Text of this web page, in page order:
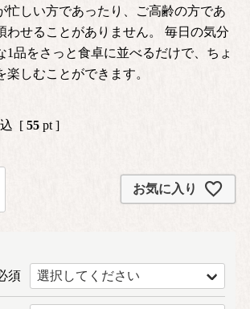
忙しい方であったり、ご高齢の方であ
わせることがありません。 毎日の気分
1品をさっと食卓に並べるだけで、ちょ
楽しむことができます。
[ 55 pt ]
お気に入り
須